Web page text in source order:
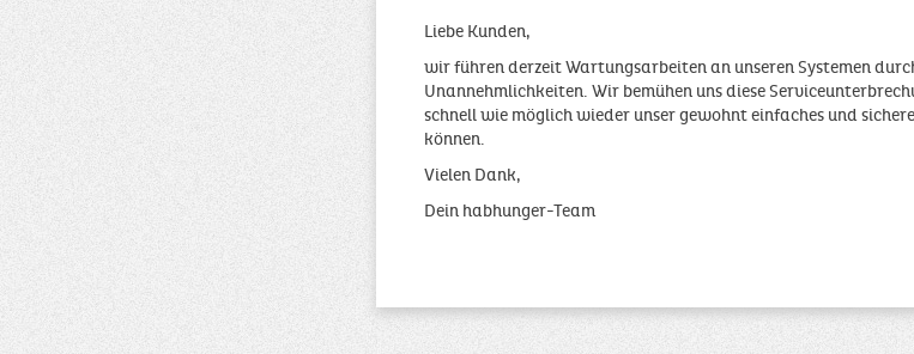
Liebe Kunden,
wir führen derzeit Wartungsarbeiten an unseren Systemen
Unannehmlichkeiten. Wir bemühen uns diese
schnell wie möglich wieder unser gewohnt einfaches und
können.
Vielen Dank,
Dein habhunger-Team